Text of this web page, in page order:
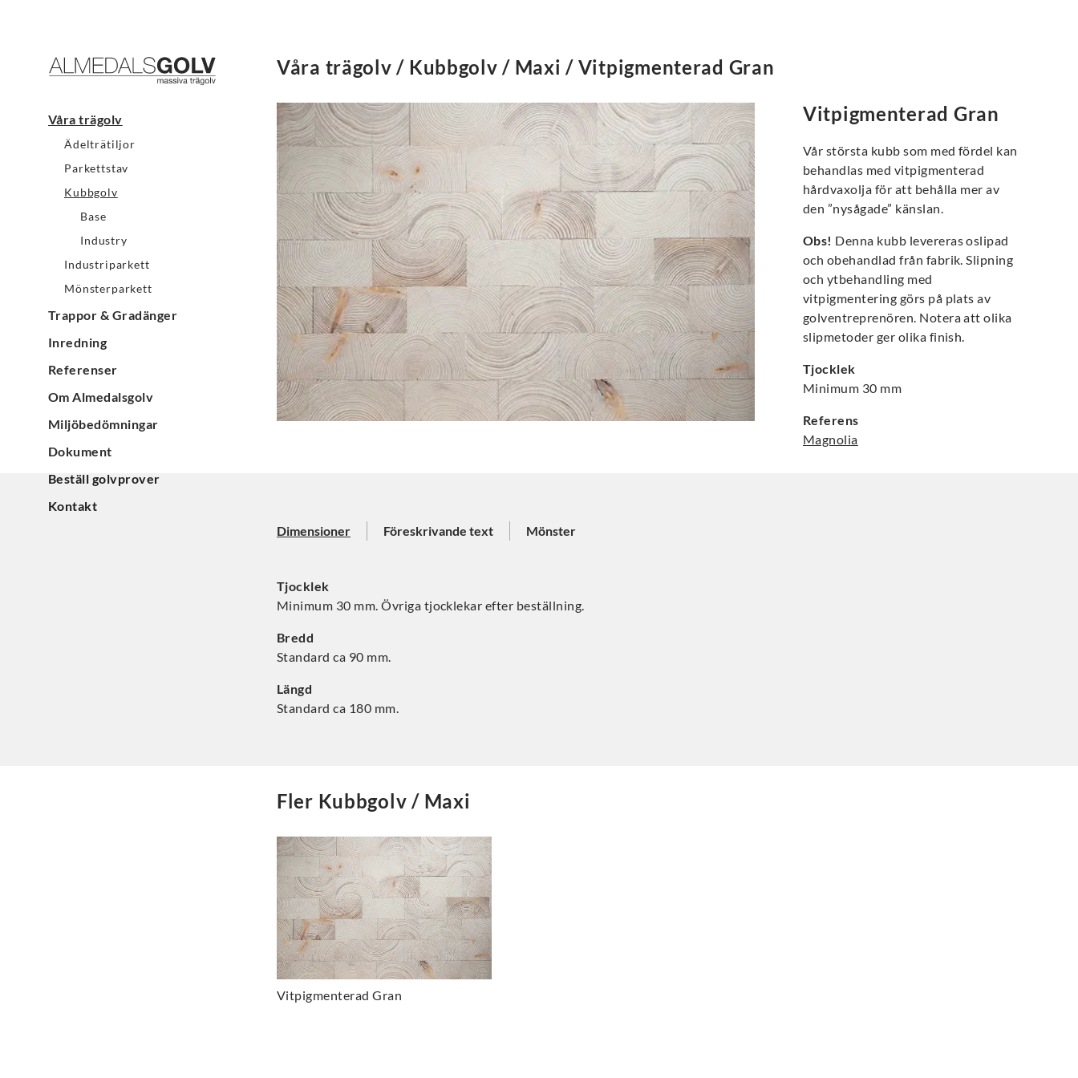
Våra trägolv
Ädelträtiljor
Parkettstav
Kubbgolv
Base
Industry
Industriparkett
Mönsterparkett
Trappor & Gradänger
Inredning
Referenser
Om Almedalsgolv
Miljöbedömningar
Dokument
Beställ golvprover
Kontakt
Våra trägolv / Kubbgolv / Maxi / Vitpigmenterad Gran
Vitpigmenterad Gran
Vår största kubb som med fördel kan
behandlas med vitpigmenterad
hårdvaxolja för att behålla mer av
den ”nysågade” känslan.
Obs! Denna kubb levereras oslipad
och obehandlad från fabrik. Slipning
och ytbehandling med
vitpigmentering görs på plats av
golventreprenören. Notera att olika
slipmetoder ger olika finish.
Tjocklek
Minimum 30 mm
Referens
Magnolia
Dimensioner Föreskrivande text Mönster
Tjocklek
Minimum 30 mm. Övriga tjocklekar efter beställning.
Bredd
Standard ca 90 mm.
Längd
Standard ca 180 mm.
Fler Kubbgolv / Maxi
Vitpigmenterad Gran